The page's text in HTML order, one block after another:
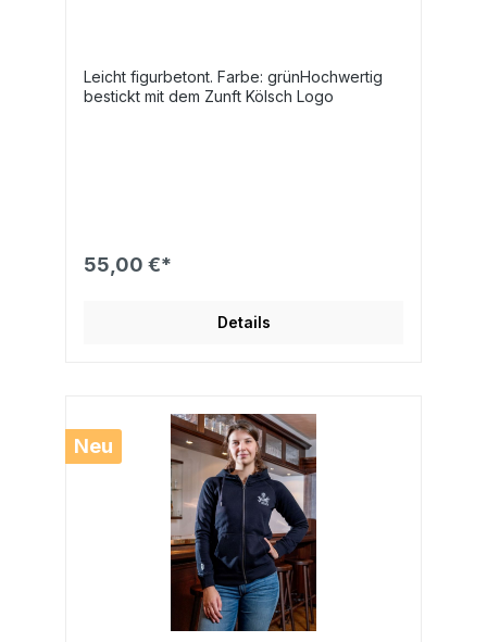
Leicht figurbetont. Farbe: grünHochwertig
bestickt mit dem Zunft Kölsch Logo
55,00 €*
Details
Neu